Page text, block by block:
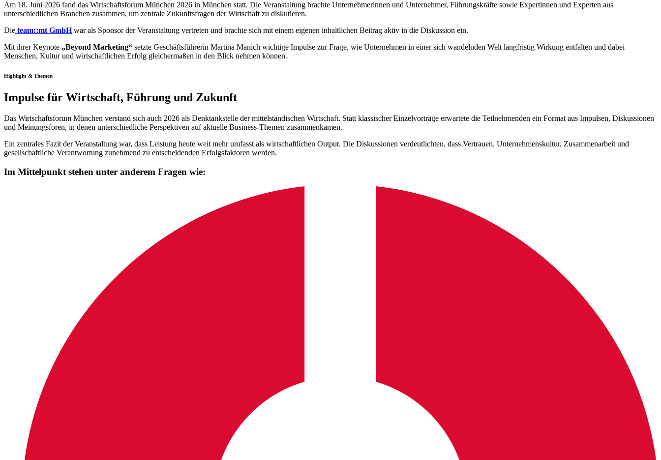
Am 18. Juni 2026 fand das Wirtschaftsforum München 2026 in München statt. Die Veranstaltung brachte Unternehmerinnen und Unternehmer, Führungskräfte sowie Expertinnen und Experten aus
unterschiedlichen Branchen zusammen, um zentrale Zukunftsfragen der Wirtschaft zu diskutieren.
Die team::mt GmbHwar als Sponsor der Veranstaltung vertreten und brachte sich mit einem eigenen inhaltlichen Beitrag aktiv in die Diskussion ein.
Mit ihrer Keynote „Beyond Marketing“ setzte Geschäftsführerin Martina Manich wichtige Impulse zur Frage, wie Unternehmen in einer sich wandelnden Welt langfristig Wirkung entfalten und dabei
Menschen, Kultur und wirtschaftlichen Erfolg gleichermaßen in den Blick nehmen können.
Highlight & Themen
Impulse für Wirtschaft, Führung und Zukunft
Das Wirtschaftsforum München verstand sich auch 2026 als Denktankstelle der mittelständischen Wirtschaft. Statt klassischer Einzelvorträge erwartete die Teilnehmenden ein Format aus Impulsen, Diskussionen
und Meinungsforen, in denen unterschiedliche Perspektiven auf aktuelle Business-Themen zusammenkamen.
Ein zentrales Fazit der Veranstaltung war, dass Leistung heute weit mehr umfasst als wirtschaftlichen Output. Die Diskussionen verdeutlichten, dass Vertrauen, Unternehmenskultur, Zusammenarbeit und
gesellschaftliche Verantwortung zunehmend zu entscheidenden Erfolgsfaktoren werden.
Im Mittelpunkt stehen unter anderem Fragen wie: